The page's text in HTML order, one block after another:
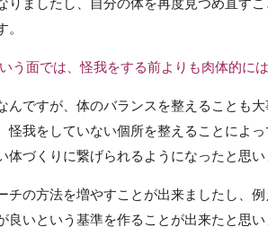
りましたし、自分の体を再度見つめ直す
面では、怪我をする前よりも肉体的に
んですが、体のバランスを整えることも
怪我をしていない個所を整えることによ
体づくりに繋げられるようになったと思い
チの方法を増やすことが出来ましたし、
良いという基準を作ることが出来たと思